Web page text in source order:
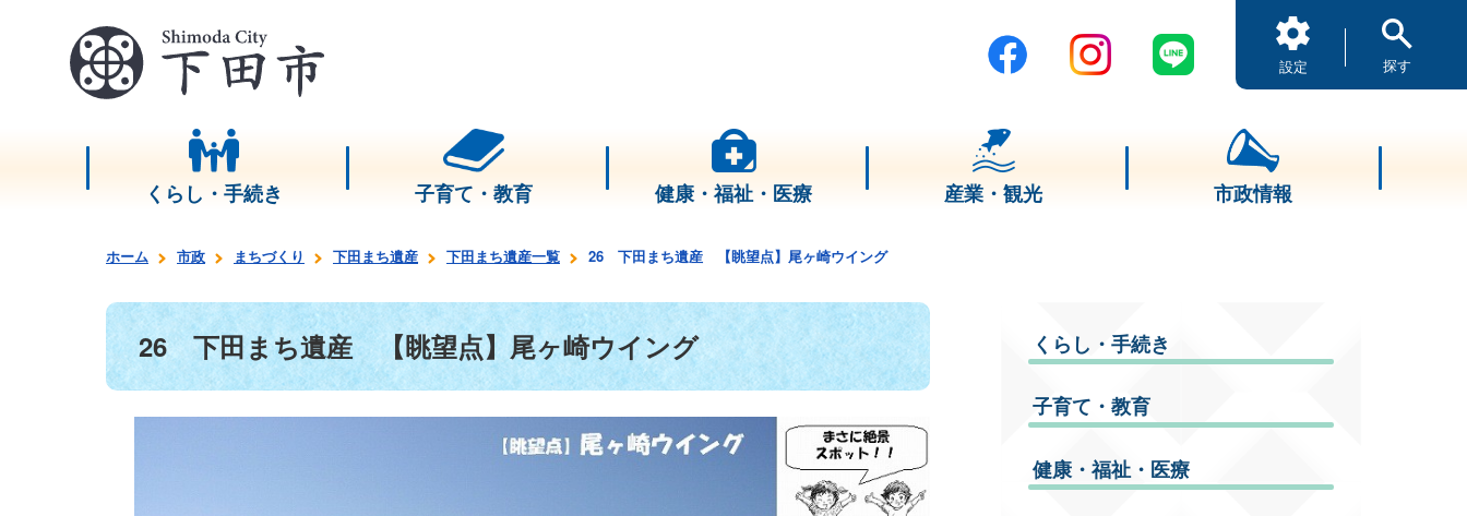
設定 探す
くらし・手続き 子育て・教育 健康・福祉・医療 産業・観光 市政情報
ホーム 市政 まちづくり 下田まち遺産 下田まち遺産一覧 26 下田まち遺産 【眺望点】尾ヶ崎ウイング
26 下田まち遺産 【眺望点】尾ヶ崎ウイング くらし・手続き
子育て・教育
健康・福祉・医療